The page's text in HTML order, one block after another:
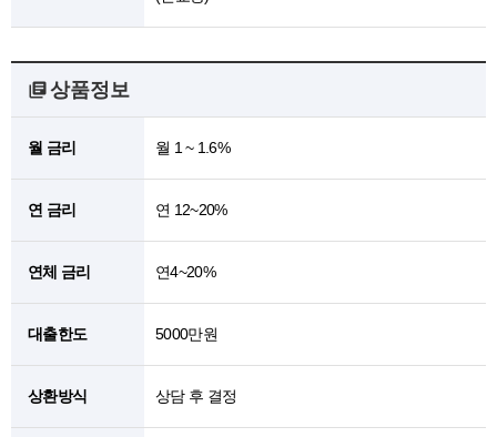
상품정보
월 금리 월 1 ~ 1.6%
연 금리 연 12~20%
연체 금리 연4~20%
대출한도 5000만원
상환방식 상담 후 결정